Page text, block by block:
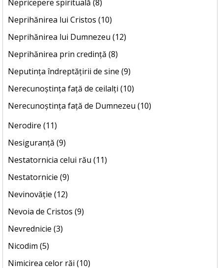
Nepricepere spirituală (8)
Neprihănirea lui Cristos (10)
Neprihănirea lui Dumnezeu (12)
Neprihănirea prin credință (8)
Neputința îndreptățirii de sine (9)
Nerecunoștința față de ceilalți (10)
Nerecunoștința față de Dumnezeu (10)
Nerodire (11)
Nesiguranță (9)
Nestatornicia celui rău (11)
Nestatornicie (9)
Nevinovăție (12)
Nevoia de Cristos (9)
Nevrednicie (3)
Nicodim (5)
Nimicirea celor răi (10)